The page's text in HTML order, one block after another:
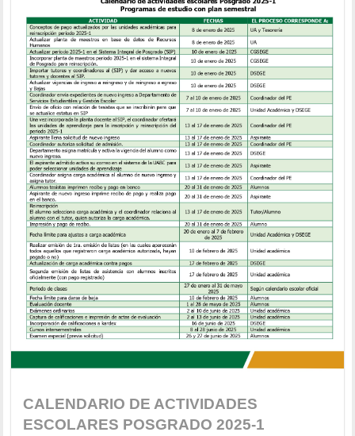
CALENDARIO DE ACTIVIDADES
ESCOLARES POSGRADO 2025-1